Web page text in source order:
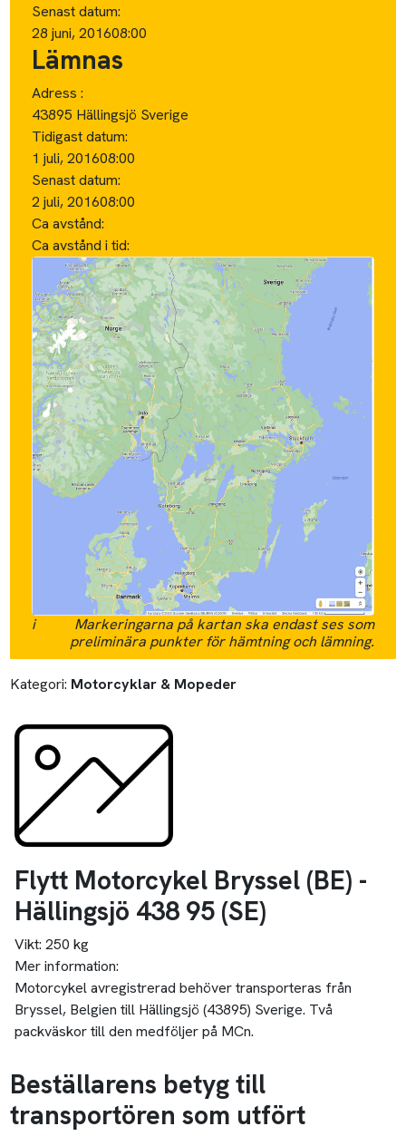
Senast datum:
28 juni, 201608:00
Lämnas
Adress :
43895 Hällingsjö Sverige
Tidigast datum:
1 juli, 201608:00
Senast datum:
2 juli, 201608:00
Ca avstånd:
Ca avstånd i tid:
i
Markeringarna på kartan ska endast ses som
preliminära punkter för hämtning och lämning.
Kategori: Motorcyklar & Mopeder
Flytt Motorcykel Bryssel (BE) -
Hällingsjö 438 95 (SE)
Vikt: 250 kg
Mer information:
Motorcykel avregistrerad behöver transporteras från
Bryssel, Belgien till Hällingsjö (43895) Sverige. Två
packväskor till den medföljer på MCn.
Beställarens betyg till
transportören som utfört